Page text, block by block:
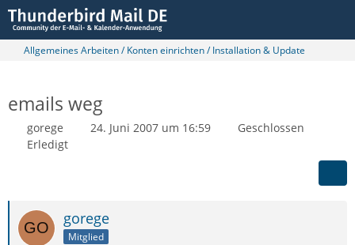
Allgemeines Arbeiten / Konten einrichten / Installation & Update
emails weg
gorege 24. Juni 2007 um 16:59
Geschlossen
Erledigt
gorege
Mitglied